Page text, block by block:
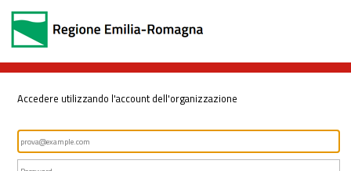
Accedere utilizzando l'account dell'organizzazione